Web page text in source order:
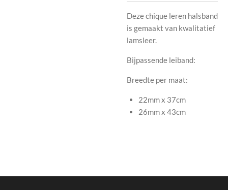
Deze chique leren halsband
is gemaakt van kwalitatief
lamsleer.
Bijpassende leiband:
Breedte per maat:
22mm x 37cm
26mm x 43cm